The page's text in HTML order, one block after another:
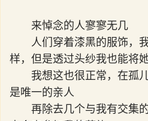
来悼念的人寥寥无几
人们穿着漆黑的服饰，
样，但是透过头纱我也能将
我想这也很正常，在孤
是唯一的亲人
再除去几个与我有交集